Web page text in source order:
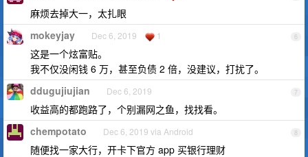
麻烦去掉大一，太扎眼
6
mokeyjay Dec 6, 2019 1
这是一个炫富贴。
我不仅没闲钱 6 万，甚至负债 2 倍，没建议，打扰了。
7
ddugujiujian Dec 6, 2019
收益高的都跑路了，个别漏网之鱼，找找看。
8
chempotato Dec 6, 2019 via Android
随便找一家大行，开卡下官方 app 买银行理财